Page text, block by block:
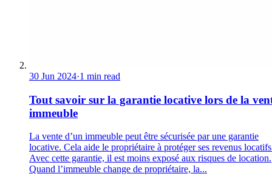
30 Jun 2024·1 min read
Tout savoir sur la garantie locative lors de la
immeuble
La vente d’un immeuble peut être sécurisée par une garantie
locative. Cela aide le propriétaire à protéger ses revenus
Avec cette garantie, il est moins exposé aux risques de location.
Quand l’immeuble change de propriétaire, la...